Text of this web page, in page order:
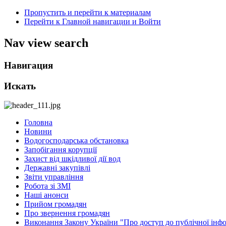
Пропустить и перейти к материалам
Перейти к Главной навигации и Войти
Nav view search
Навигация
Искать
Головна
Новини
Водогосподарська обстановка
Запобігання корупції
Захист від шкідливої дії вод
Державні закупівлі
Звіти управління
Робота зі ЗМІ
Наші анонси
Прийом громадян
Про звернення громадян
Виконання Закону України "Про доступ до публічної